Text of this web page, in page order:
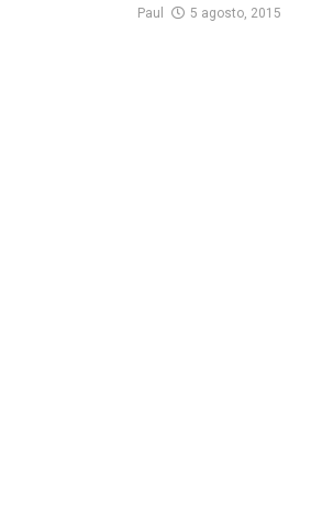
Paul 5 agosto, 2015